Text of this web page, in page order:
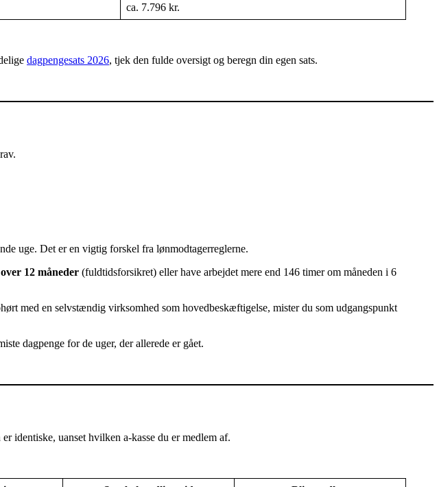
ca. 7.796 kr.
dagpengesats 2026, tjek den fulde oversigt og beregn din egen sats.
uge. Det er en vigtig forskel fra lønmodtagerreglerne.
12 måneder (fuldtidsforsikret) eller have arbejdet mere end 146 timer om måneden i 6
med en selvstændig virksomhed som hovedbeskæftigelse, mister du som udgangspunkt
dagpenge for de uger, der allerede er gået.
identiske, uanset hvilken a-kasse du er medlem af.